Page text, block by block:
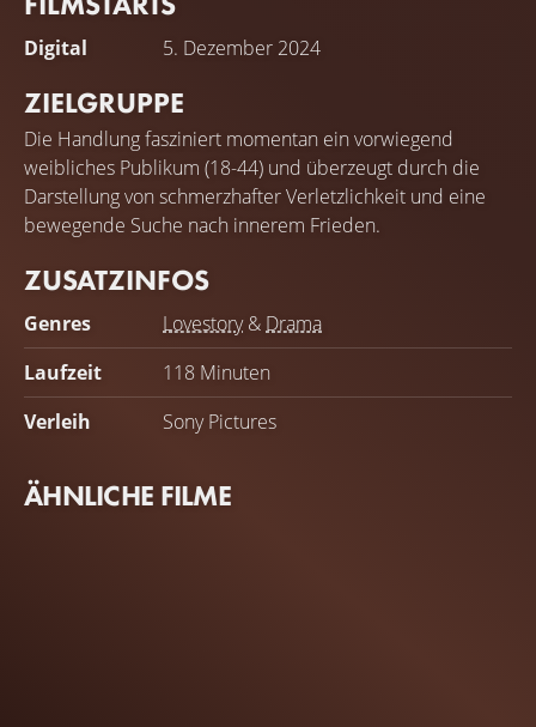
Digital 5. Dezember 2024
ZIELGRUPPE
Die Handlung fasziniert momentan ein vorwiegend
weibliches Publikum (18-44) und überzeugt durch die
Darstellung von schmerzhafter Verletzlichkeit und eine
bewegende Suche nach innerem Frieden.
ZUSATZINFOS
Genres Lovestory& Drama
Laufzeit
118 Minuten
Verleih
Sony Pictures
ÄHNLICHE FILME